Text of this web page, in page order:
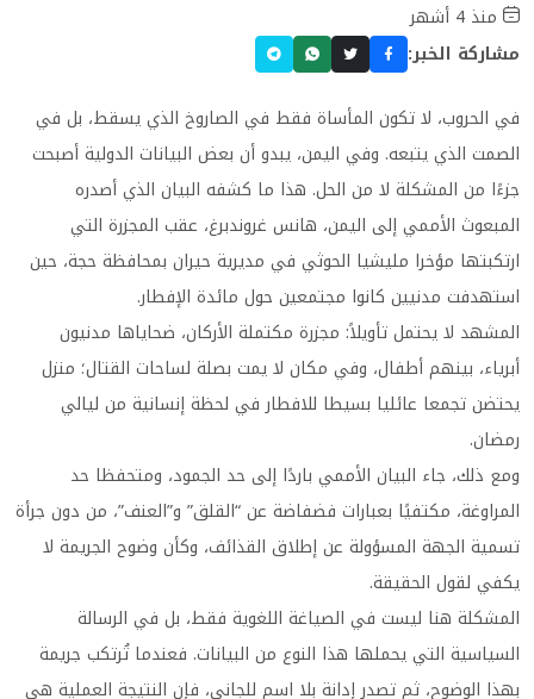
منذ 4 أشهر
مشاركة الخبر:
في الحروب، لا تكون المأساة فقط في الصاروخ الذي يسقط، بل في
الصمت الذي يتبعه. وفي اليمن، يبدو أن بعض البيانات الدولية أصبحت
جزءًا من المشكلة لا من الحل. هذا ما كشفه البيان الذي أصدره
المبعوث الأممي إلى اليمن، هانس غروندبرغ، عقب المجزرة التي
ارتكبتها مؤخرا مليشيا الحوثي في مديرية حيران بمحافظة حجة، حين
استهدفت مدنيين كانوا مجتمعين حول مائدة الإفطار.
المشهد لا يحتمل تأويلاً: مجزرة مكتملة الأركان، ضحاياها مدنيون
أبرياء، بينهم أطفال، وفي مكان لا يمت بصلة لساحات القتال؛ منزل
يحتضن تجمعا عائليا بسيطا للافطار في لحظة إنسانية من ليالي
رمضان.
ومع ذلك، جاء البيان الأممي باردًا إلى حد الجمود، ومتحفظا حد
المراوغة، مكتفيًا بعبارات فضفاضة عن “القلق” و”العنف”، من دون جرأة
تسمية الجهة المسؤولة عن إطلاق القذائف، وكأن وضوح الجريمة لا
يكفي لقول الحقيقة.
المشكلة هنا ليست في الصياغة اللغوية فقط، بل في الرسالة
السياسية التي يحملها هذا النوع من البيانات. فعندما تُرتكب جريمة
بهذا الوضوح، ثم تصدر إدانة بلا اسم للجاني، فإن النتيجة العملية هي